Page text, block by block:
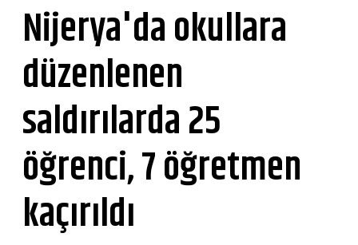
Nijerya'da okullara
düzenlenen
saldırılarda 25
öğrenci, 7 öğretmen
kaçırıldı